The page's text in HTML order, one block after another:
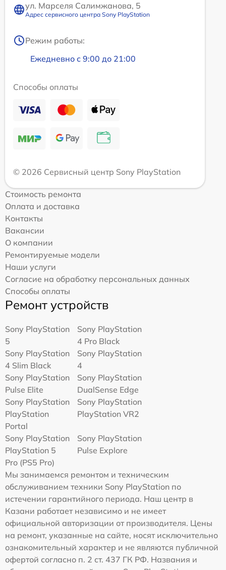
ул. Марселя Салимжанова, 5
Адрес сервисного центра Sony PlayStation
Режим работы:
Ежедневно с 9:00 до 21:00
Способы оплаты
© 2026 Сервисный центр Sony PlayStation
Стоимость ремонта
Оплата и доставка
Контакты
Вакансии
О компании
Ремонтируемые модели
Наши услуги
Согласие на обработку персональных данных
Способы оплаты
Ремонт устройств
Sony PlayStation
5
Sony PlayStation
4 Pro Black
Sony PlayStation
4 Slim Black
Sony PlayStation
4
Sony PlayStation
Pulse Elite
Sony PlayStation
DualSense Edge
Sony PlayStation
PlayStation
Portal
Sony PlayStation
PlayStation VR2
Sony PlayStation
PlayStation 5
Pro (PS5 Pro)
Sony PlayStation
Pulse Explore
Мы занимаемся ремонтом и техническим
обслуживанием техники Sony PlayStation по
истечении гарантийного периода. Наш центр в
Казани работает независимо и не имеет
официальной авторизации от производителя. Цены
на ремонт, указанные на сайте, носят исключительно
ознакомительный характер и не являются публичной
офертой согласно п. 2 ст. 437 ГК РФ. Названия и